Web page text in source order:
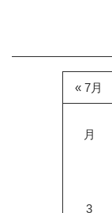
月
3
« 7月